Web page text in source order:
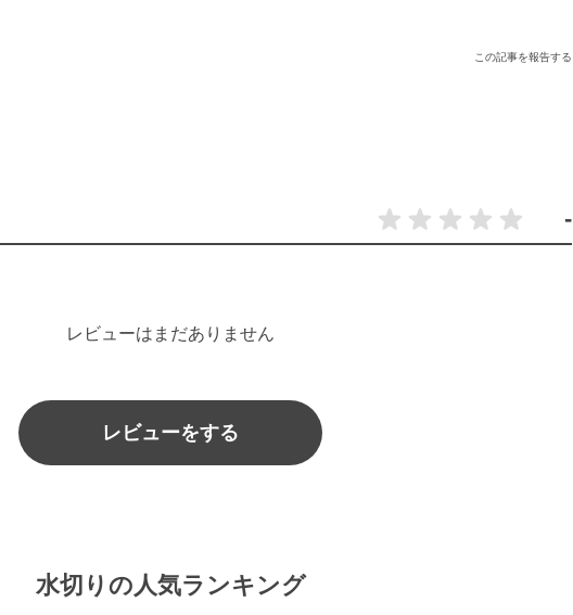
この記事を報告する
-
レビューはまだありません
レビューをする
水切りの人気ランキング